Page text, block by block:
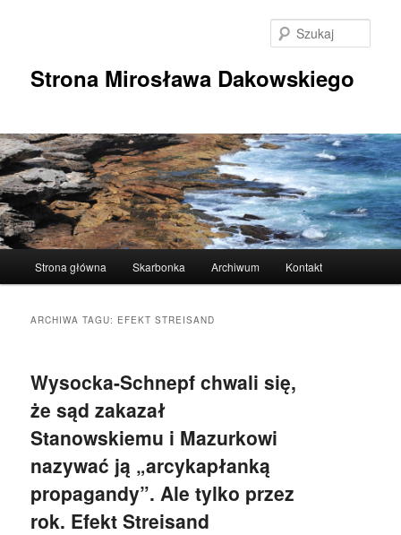
Strona Mirosława Dakowskiego
Strona główna Skarbonka Archiwum Kontakt
ARCHIWA TAGU: EFEKT STREISAND
Wysocka-Schnepf chwali się,
że sąd zakazał
Stanowskiemu i Mazurkowi
nazywać ją „arcykapłanką
propagandy”. Ale tylko przez
rok. Efekt Streisand